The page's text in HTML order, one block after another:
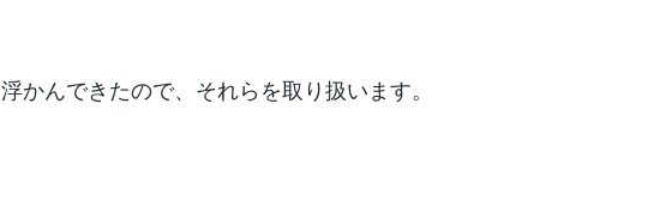
浮かんできたので、それらを取り扱います。